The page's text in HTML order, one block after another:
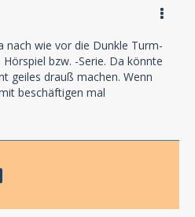
nach wie vor die Dunkle Turm-
bzw. -Serie. Da könnte
geiles drauß machen. Wenn
beschäftigen mal